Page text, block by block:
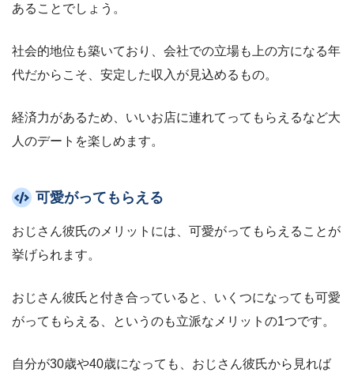
あることでしょう。
社会的地位も築いており、会社での立場も上の方になる年
代だからこそ、安定した収入が見込めるもの。
経済力があるため、いいお店に連れてってもらえるなど大
人のデートを楽しめます。
可愛がってもらえる
おじさん彼氏のメリットには、可愛がってもらえることが
挙げられます。
おじさん彼氏と付き合っていると、いくつになっても可愛
がってもらえる、というのも立派なメリットの1つです。
自分が30歳や40歳になっても、おじさん彼氏から見れば